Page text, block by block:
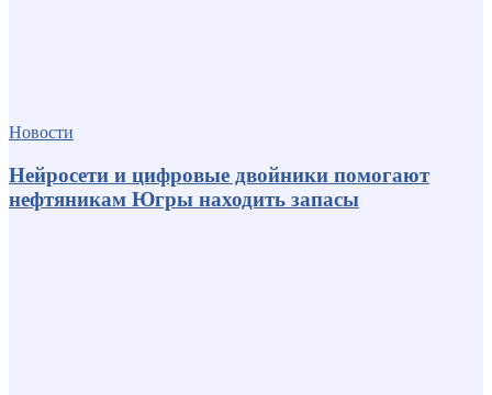
Новости
Нейросети и цифровые двойники помогают
нефтяникам Югры находить запасы